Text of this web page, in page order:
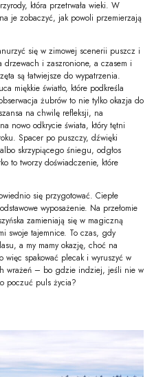
która przetrwała wieki. W
je zobaczyć, jak powoli przemierzają
się w zimowej scenerii puszcz i
i zaszronione, a czasem i
są łatwiejsze do wypatrzenia.
miękkie światło, które podkreśla
żubrów to nie tylko okazja do
na chwilę refleksji, na
nowo odkrycie świata, który tętni
Spacer po puszczy, dźwięki
skrzypiącego śniegu, odgłos
to tworzy doświadczenie, które
się przygotować. Ciepłe
wyposażenie. Na przełomie
zamieniają się w magiczną
swoje tajemnice. To czas, gdy
a my mamy okazję, choć na
spakować plecak i wyruszyć w
wrażeń – bo gdzie indziej, jeśli nie w
poczuć puls życia?